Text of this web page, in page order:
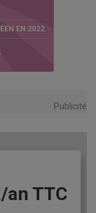
EN 2022
Publicité
TTC